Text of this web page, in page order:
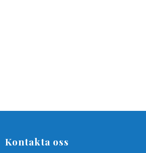
Kontakta oss